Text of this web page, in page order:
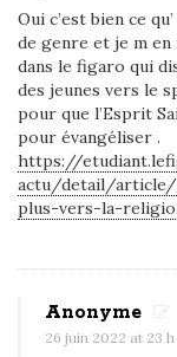
t
o
r
p
i
l
l
d
Oui c’est bien ce
de genre et je m en
dans le figaro qui
des jeunes vers le
pour que l’Esprit
pour évangéliser .
https://
actu/detail/article/
plus-vers-la-
Anonyme
26 juin 2022 at 23